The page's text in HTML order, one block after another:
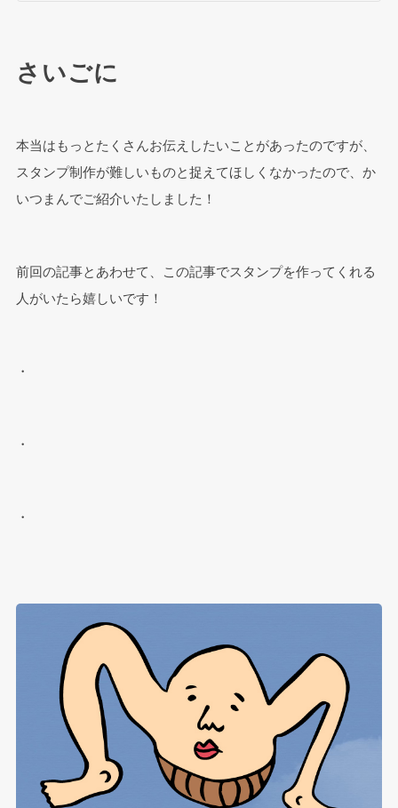
さいごに
本当はもっとたくさんお伝えしたいことがあったのですが、
スタンプ制作が難しいものと捉えてほしくなかったので、か
いつまんでご紹介いたしました！
前回の記事とあわせて、この記事でスタンプを作ってくれる
人がいたら嬉しいです！
・
・
・